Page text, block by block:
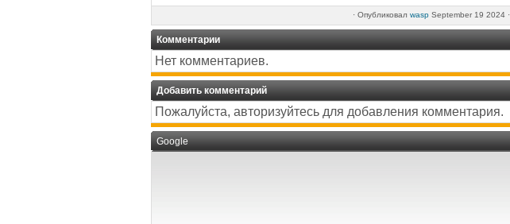
· Опубликовал wasp September 19 2024 ·
Комментарии
Нет комментариев.
Добавить комментарий
Пожалуйста, авторизуйтесь для добавления комментария.
Google